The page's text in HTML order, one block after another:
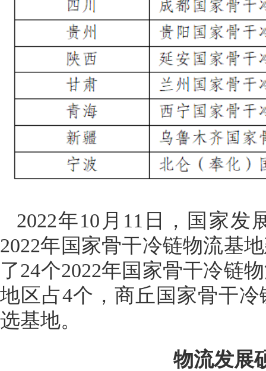
2022年10月11日，国家
2022年国家骨干冷链物流基
了24个2022年国家骨干冷链
地区占4个，商丘国家骨干
选基地。
物流发展